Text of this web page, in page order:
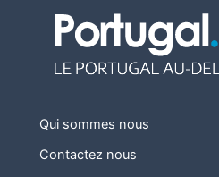
Qui sommes nous
Contactez nous